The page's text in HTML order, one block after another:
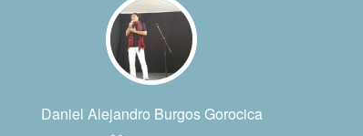
Daniel Alejandro Burgos Gorocica